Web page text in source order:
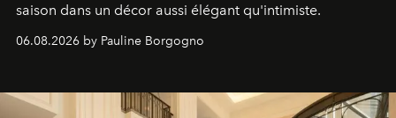
saison dans un décor aussi élégant qu'intimiste.
06.08.2026 by Pauline Borgogno